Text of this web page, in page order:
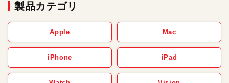
製品カテゴリ
Apple Mac
iPhone iPad